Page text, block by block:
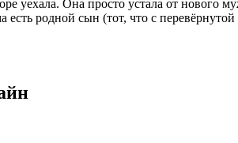
уехала. Она просто устала от нового
родной сын (тот, что с